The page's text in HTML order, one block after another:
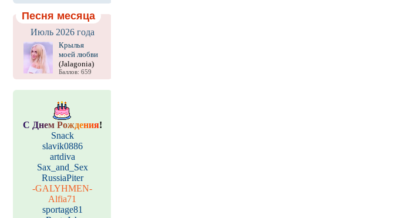
Песня месяца
Июль 2026 года
Крылья
моей любви
(Jalagonia)
Баллов: 659
С Днем Рождения!
Snack
slavik0886
artdiva
Sax_and_Sex
RussiaPiter
-GALYHMEN-
Alfia71
sportage81